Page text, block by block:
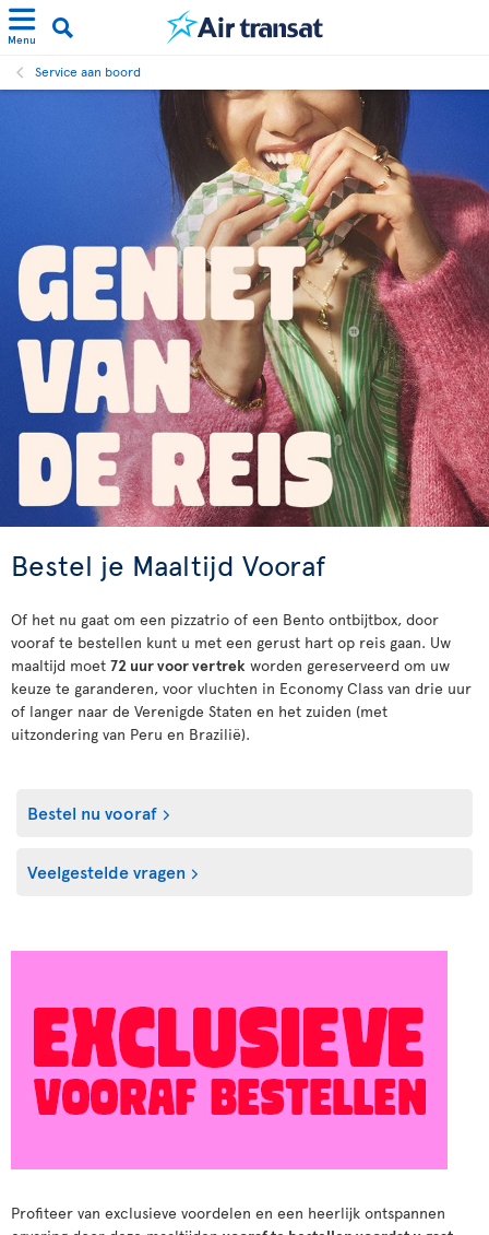
Menu
Service aan boord
Bestel je Maaltijd Vooraf
Of het nu gaat om een pizzatrio of een Bento ontbijtbox, door
vooraf te bestellen kunt u met een gerust hart op reis gaan. Uw
maaltijd moet 72 uur voor vertrek worden gereserveerd om uw
keuze te garanderen, voor vluchten in Economy Class van drie uur
of langer naar de Verenigde Staten en het zuiden (met
uitzondering van Peru en Brazilië).
Bestel nu vooraf
Veelgestelde vragen
Profiteer van exclusieve voordelen en een heerlijk ontspannen